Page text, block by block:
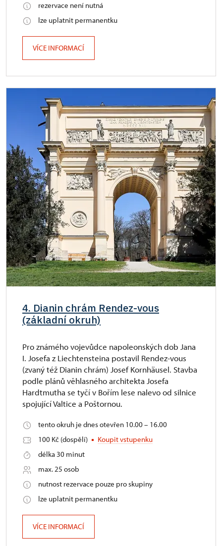
rezervace není nutná
lze uplatnit permanentku
VÍCE INFORMACÍ
4. Dianin chrám Rendez-vous
(základní okruh)
Pro známého vojevůdce napoleonských dob Jana
I. Josefa z Liechtensteina postavil Rendez-vous
(zvaný též Dianin chrám) Josef Kornhäusel. Stavba
podle plánů věhlasného architekta Josefa
Hardtmutha se tyčí v Bořím lese nalevo od silnice
spojující Valtice a Poštornou.
tento okruh je dnes otevřen 10.00 – 16.00
100 Kč (dospělí)
Koupit vstupenku
délka 30 minut
max. 25 osob
nutnost rezervace pouze pro skupiny
lze uplatnit permanentku
VÍCE INFORMACÍ